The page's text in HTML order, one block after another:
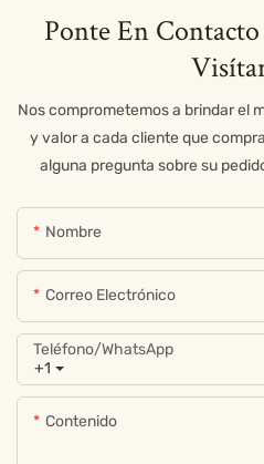
Ponte En
Nos comprometemos a brindar el
y valor a cada cliente que
alguna pregunta sobre su
Nombre
Correo Electrónico
+1
Teléfono/WhatsApp
Contenido